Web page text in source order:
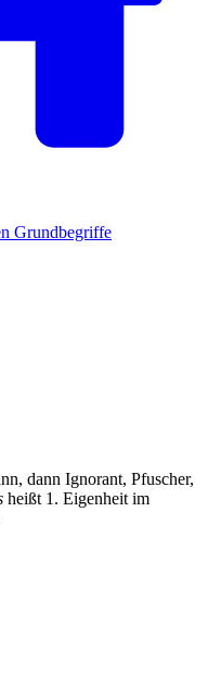
Grundbegriffe
dann Ignorant, Pfuscher,
heißt 1. Eigenheit im